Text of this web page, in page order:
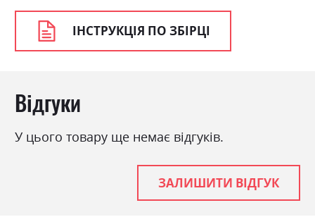
Стиль
Матеріал
ІНСТРУКЦІЯ ПО ЗБІРЦІ
Відгуки
У цього товару ще немає відгуків.
ЗАЛИШИТИ ВІДГУК